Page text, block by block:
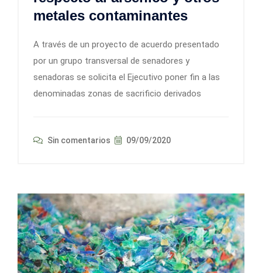
metales contaminantes
A través de un proyecto de acuerdo presentado
por un grupo transversal de senadores y
senadoras se solicita el Ejecutivo poner fin a las
denominadas zonas de sacrificio derivados
Sin comentarios 09/09/2020